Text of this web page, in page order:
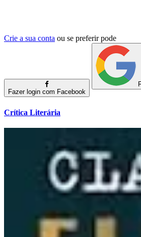
Crie a sua conta ou se preferir pode
Fazer login com Facebook
Crítica Literária